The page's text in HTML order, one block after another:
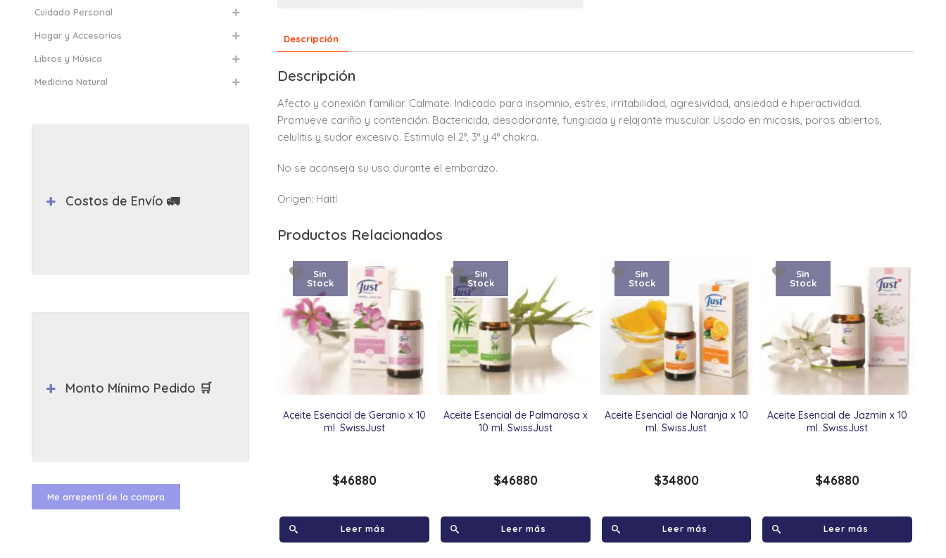
Descripción
Descripción
Afecto y conexión familiar. Calmate. Indicado para insomnio, estrés, irritabilidad, agresividad, ansiedad e hiperactividad.
Promueve cariño y contención. Bactericida, desodorante, fungicida y relajante muscular. Usado en micosis, poros abiertos,
celulitis y sudor excesivo. Estimula el 2°, 3° y 4° chakra.
No se aconseja su uso durante el embarazo.
Origen: Haití
Productos Relacionados
Aceite Esencial de Geranio x 10
ml. SwissJust
Sin
Stock
$46880
Leer más
Aceite Esencial de Palmarosa x
10 ml. SwissJust
Sin
Stock
$46880
Leer más
Aceite Esencial de Naranja x 10
ml. SwissJust
Sin
Stock
$34800
Leer más
Aceite Esencial de Jazmin x 10
ml. SwissJust
Sin
Stock
$46880
Leer más
Cuidado Personal
Hogar y Accesorios
Libros y Música
Medicina Natural
Costos de Envío 🚛
Monto Mínimo Pedido 🛒
Me arrepentí de la compra